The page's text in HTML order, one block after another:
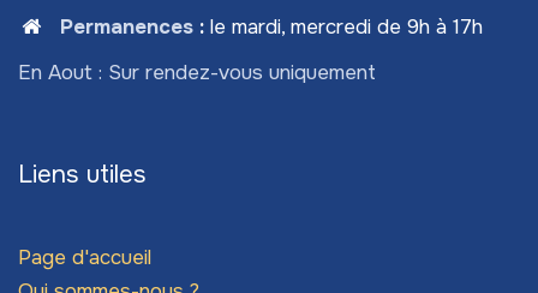
Permanences: le mardi, mercredi de 9h à 17h
En Aout : Sur rendez-vous uniquement
Liens utiles
Page d'accueil